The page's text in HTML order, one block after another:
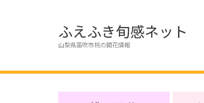
ふえふき旬感ネット
山梨県笛吹市桃の開花情報